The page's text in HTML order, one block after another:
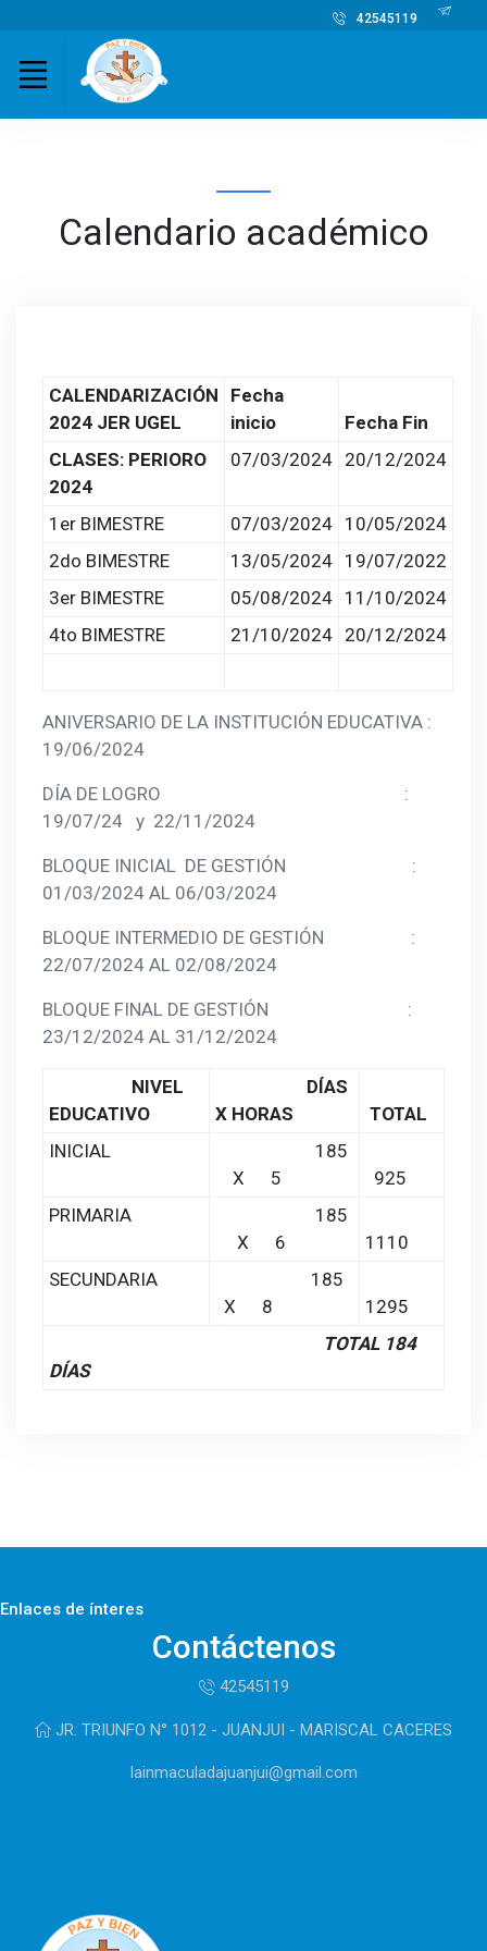
42545119
Calendario académico
CALENDARIZACIÓN
2024 JER UGEL
Fecha
inicio
Fecha Fin
CLASES: PERIORO
2024
07/03/2024 20/12/2024
1er BIMESTRE 07/03/2024
10/05/2024
2do BIMESTRE
13/05/2024
19/07/2022
3er BIMESTRE
05/08/2024
11/10/2024
4to BIMESTRE
21/10/2024 20/12/2024
ANIVERSARIO DE LA INSTITUCIÓN EDUCATIVA :
19/06/2024
DÍA DE LOGRO :
19/07/24 y 22/11/2024
BLOQUE INICIAL DE GESTIÓN :
01/03/2024 AL 06/03/2024
BLOQUE INTERMEDIO DE GESTIÓN :
22/07/2024 AL 02/08/2024
BLOQUE FINAL DE GESTIÓN :
23/12/2024 AL 31/12/2024
NIVEL
EDUCATIVO
DÍAS
X HORAS
TOTAL
INICIAL
185
X 5
925
PRIMARIA
185
X 6
1110
SECUNDARIA
185
X 8
1295
TOTAL 184
DÍAS
Enlaces de ínteres
Contáctenos
42545119
JR. TRIUNFO N° 1012 - JUANJUI - MARISCAL CACERES
lainmaculadajuanjui@gmail.com